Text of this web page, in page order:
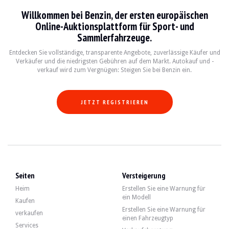
VERKÄUFER Professionell
FAHRZEUGSCHEIN Spanisch
Video
Beschreibung
Dieses Jaguar XK8 Coupé aus dem Jahr 1997 stammt aus Spanien und ist
Im Innenraum gibt der Verkäufer an, dass sich das Fahrzeug in einem guten
- Geschwindigkeitsregler
Willkommen bei Benzin, der ersten europäischen
Online-Auktionsplattform für Sport- und
Sammlerfahrzeuge.
Entdecken Sie vollständige, transparente Angebote, zuverlässige Käufer und
Verkäufer und die niedrigsten Gebühren auf dem Markt. Autokauf und -
verkauf wird zum Vergnügen: Steigen Sie bei Benzin ein.
JETZT REGISTRIEREN
Seiten
Heim
Kaufen
verkaufen
Services
Versteigerung
Erstellen Sie eine Warnung für
ein Modell
Erstellen Sie eine Warnung für
einen Fahrzeugtyp